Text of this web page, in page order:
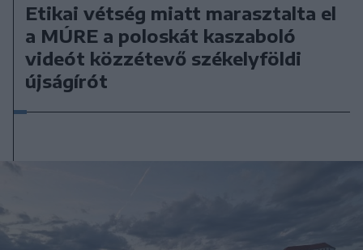
Etikai vétség miatt marasztalta el
a MÚRE a poloskát kaszaboló
videót közzétevő székelyföldi
újságírót